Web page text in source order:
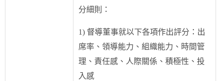
分細則：
1) 督導董事就以下各項作出評分：出
席率、領導能力、組織能力、時間管
理、責任感、人際關係、積極性、投
入感